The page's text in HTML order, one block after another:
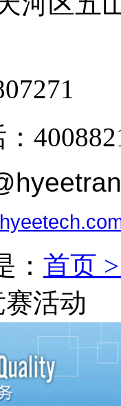
： 首页
活动